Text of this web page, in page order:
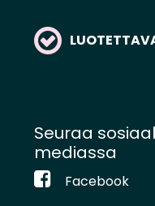
Seuraa
mediassa
Facebook